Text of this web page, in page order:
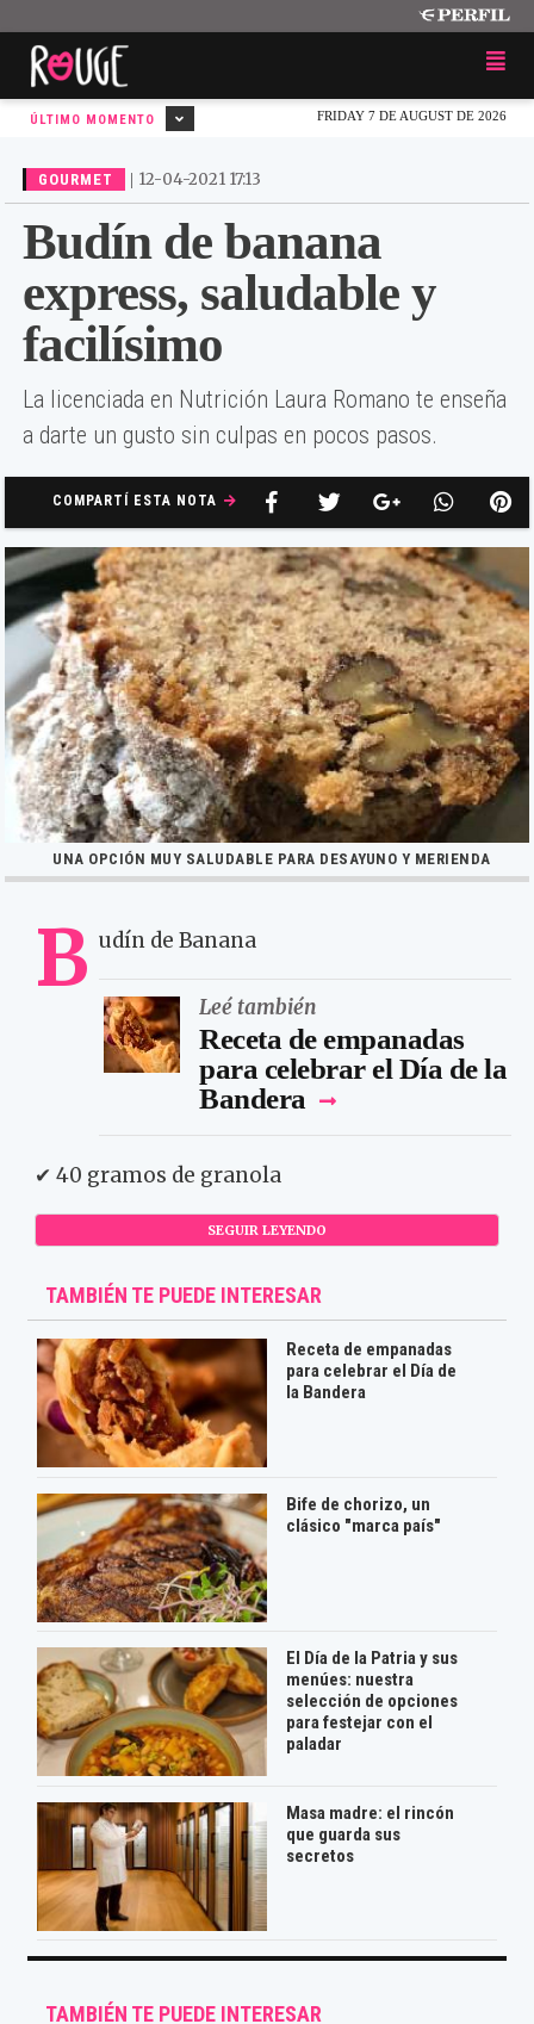
FRIDAY 7 DE AUGUST DE 2026
ÚLTIMO MOMENTO
GOURMET | 12-04-2021 17:13
Budín de banana
express, saludable y
facilísimo
La licenciada en Nutrición Laura Romano te enseña
a darte un gusto sin culpas en pocos pasos.
COMPARTÍ ESTA NOTA
UNA OPCIÓN MUY SALUDABLE PARA DESAYUNO Y MERIENDA
B udín de Banana
Leé también
Receta de empanadas
para celebrar el Día de la
Bandera
✔ 40 gramos de granola
SEGUIR LEYENDO
TAMBIÉN TE PUEDE INTERESAR
Receta de empanadas
para celebrar el Día de
la Bandera
Bife de chorizo, un
clásico "marca país"
El Día de la Patria y sus
menúes: nuestra
selección de opciones
para festejar con el
paladar
Masa madre: el rincón
que guarda sus
secretos
TAMBIÉN TE PUEDE INTERESAR